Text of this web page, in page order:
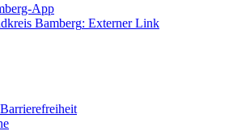
App
Bamberg: Externer Link